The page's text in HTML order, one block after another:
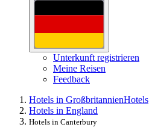
Unterkunft registrieren
Meine Reisen
Feedback
Hotels in GroßbritannienHotels
Hotels in England
Hotels in Canterbury